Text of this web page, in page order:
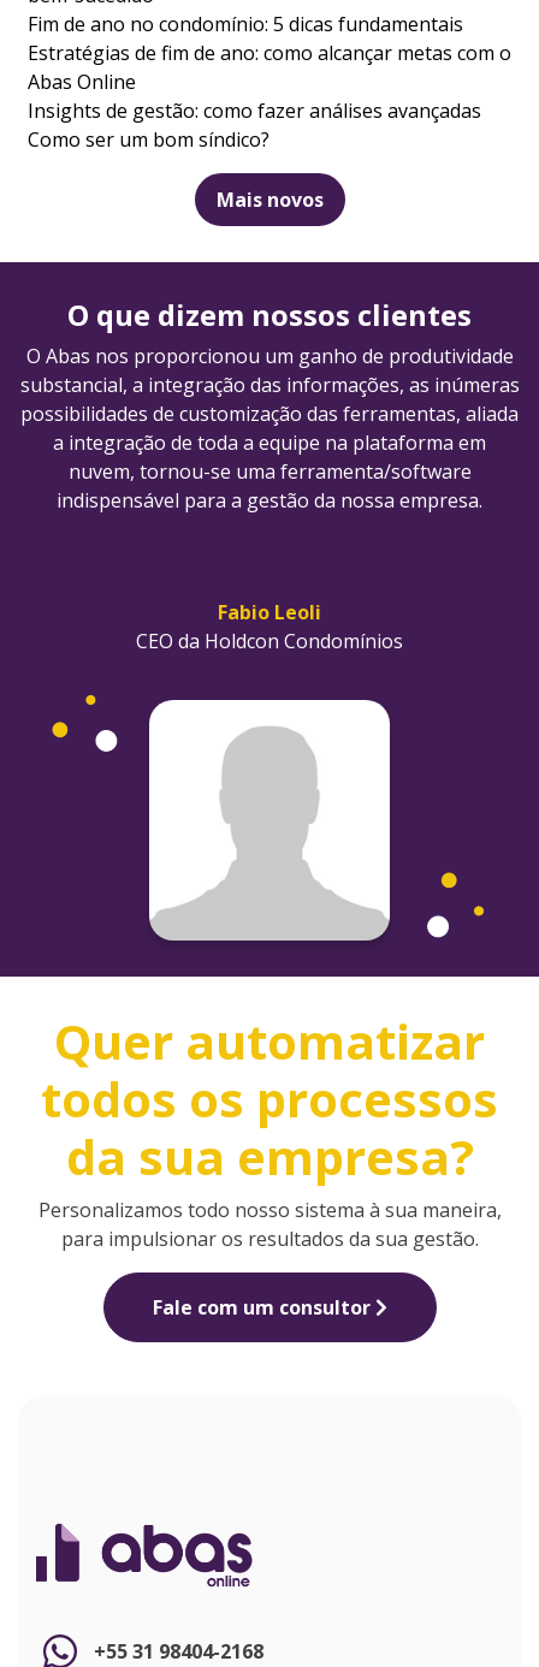
Fim de ano no condomínio: 5 dicas fundamentais
Estratégias de fim de ano: como alcançar metas com o
Abas Online
Insights de gestão: como fazer análises avançadas
Como ser um bom síndico?
Mais novos
O que dizem nossos clientes
O Abas nos proporcionou um ganho de produtividade
substancial, a integração das informações, as inúmeras
possibilidades de customização das ferramentas, aliada
a integração de toda a equipe na plataforma em
nuvem, tornou-se uma ferramenta/software
indispensável para a gestão da nossa empresa.
Fabio Leoli
CEO da Holdcon Condomínios
Quer automatizar
todos os processos
da sua empresa?
Personalizamos todo nosso sistema à sua maneira,
para impulsionar os resultados da sua gestão.
Fale com um consultor
+55 31 98404-2168